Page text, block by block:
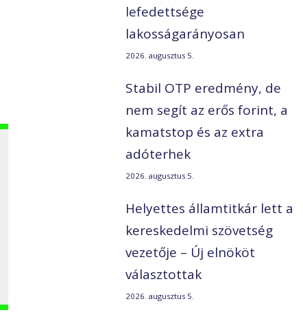
lefedettsége
lakosságarányosan
2026. augusztus 5.
Stabil OTP eredmény, de
nem segít az erős forint, a
kamatstop és az extra
adóterhek
2026. augusztus 5.
Helyettes államtitkár lett a
kereskedelmi szövetség
vezetője – Új elnököt
választottak
2026. augusztus 5.